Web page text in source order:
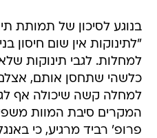
בנוגע לסיכון של תמותת
"לתינוקות אין שום חיסון
למחלות. לגבי תינוקות
כלשהי שתחסן אותם, אצלם
למחלה קשה שיכולה אף
המקרים סיבת המוות